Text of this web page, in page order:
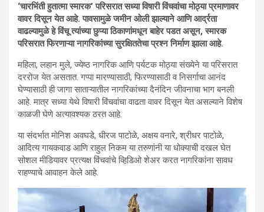
‘चारभिंती हुतात्मा स्मारक’ परिसरात सध्या विषारी विंचवांचा मोठ्या प्रमाणावर
वावर दिसून येत आहे. पावसामुळे जमीन ओली झाल्याने आणि आर्द्रता
वाढल्यामुळे हे विंचू त्यांच्या छुप्या ठिकाणांमधून बाहेर पडत असून, स्मारक
परिसरात फिरणाऱ्या नागरिकांच्या सुरक्षिततेचा प्रश्न निर्माण झाला आहे.
महिला, लहान मुले, ज्येष्ठ नागरिक आणि पर्यटक मोठ्या संख्येने या परिसरात
दररोज येत असतात. गप्पा मारण्यासाठी, फिरण्यासाठी व निसर्गाचा आनंद
घेण्यासाठी ही जागा साताऱ्यातील नागरिकांच्या दैनंदिन जीवनाचा भाग बनली
आहे. मात्र सध्या येथे विषारी विंचवांचा वाढता वावर दिसून येत असल्याने विशेष
काळजी घेणे अत्यावश्यक ठरत आहे.
या संदर्भात मोनिश अवघडे, धीरज पाटोळे, अक्षय वनारे, श्रीधर पाटोळे,
आदित्य गायकवाड आणि राहुल निकम या तरुणांनी या धोक्याची दखल घेत
सोशल मीडियावर प्रत्यक्ष विंचवांचे व्हिडिओ शेअर करत नागरिकांना सावध
राहण्याचे आवाहन केले आहे.